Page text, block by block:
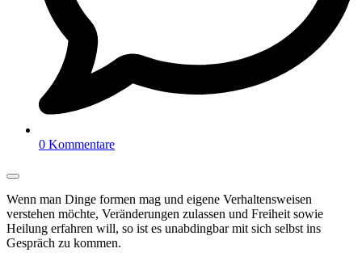
0 Kommentare
Wenn man Dinge formen mag und eigene Verhaltensweisen
verstehen möchte, Veränderungen zulassen und Freiheit sowie
Heilung erfahren will, so ist es unabdingbar mit sich selbst ins
Gespräch zu kommen.